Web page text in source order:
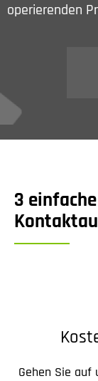
operierenden
3
Gehen Sie